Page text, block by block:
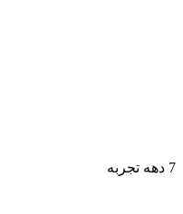
7 دهه تجربه